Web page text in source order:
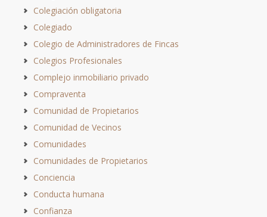
Colegiación obligatoria
Colegiado
Colegio de Administradores de Fincas
Colegios Profesionales
Complejo inmobiliario privado
Compraventa
Comunidad de Propietarios
Comunidad de Vecinos
Comunidades
Comunidades de Propietarios
Conciencia
Conducta humana
Confianza